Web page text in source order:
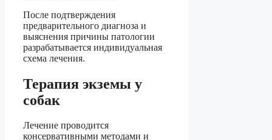
После подтверждения
предварительного диагноза и
выяснения причины патологии
разрабатывается индивидуальная
схема лечения.
Терапия экземы у
собак
Лечение проводится
консервативными методами и